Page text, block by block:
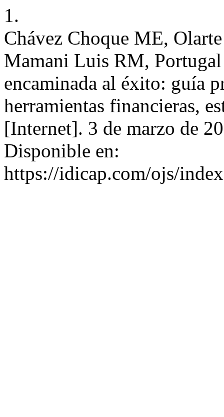
1.
Chávez Choque ME,
Mamani Luis RM,
encaminada al éxito: guía
herramientas financieras,
[Internet]. 3 de marzo de
Disponible en:
https://idicap.com/ojs/